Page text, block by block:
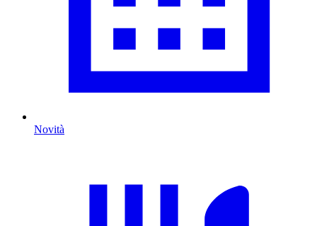
Novità